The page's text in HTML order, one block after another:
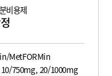
비용제
MetFORMin
750mg, 20/1000mg